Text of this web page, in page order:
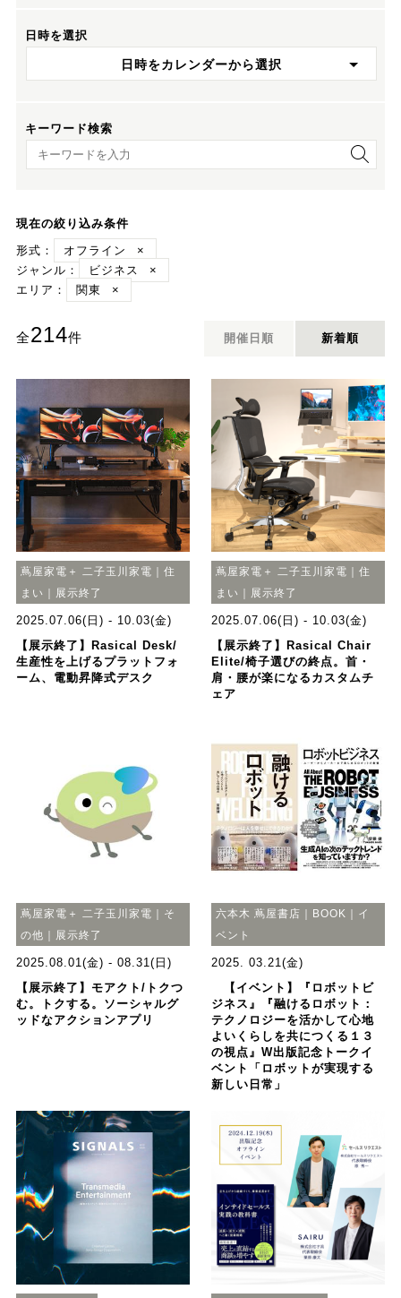
日時を選択
日時をカレンダーから選択
キーワード検索
キーワード検索
現在の絞り込み条件
形式：
オフライン
×
ジャンル：
ビジネス
×
エリア：
関東 ×
全214件 開催日順 新着順
蔦屋家電＋ 二子玉川家電｜住
まい｜展示終了
2025.07.06(日) - 10.03(金)
【展示終了】Rasical Desk/
生産性を上げるプラットフォ
ーム、電動昇降式デスク
蔦屋家電＋ 二子玉川家電｜住
まい｜展示終了
2025.07.06(日) - 10.03(金)
【展示終了】Rasical Chair
Elite/椅子選びの終点。首・
肩・腰が楽になるカスタムチ
ェア
蔦屋家電＋ 二子玉川家電｜そ
の他｜展示終了
2025.08.01(金) - 08.31(日)
【展示終了】モアクト/トクつ
む。トクする。ソーシャルグ
ッドなアクションアプリ
六本木 蔦屋書店｜BOOK｜イ
ベント
2025. 03.21(金)
【イベント】『ロボットビ
ジネス』『融けるロボット：
テクノロジーを活かして心地
よいくらしを共につくる１３
の視点』W出版記念トークイ
ベント「ロボットが実現する
新しい日常」